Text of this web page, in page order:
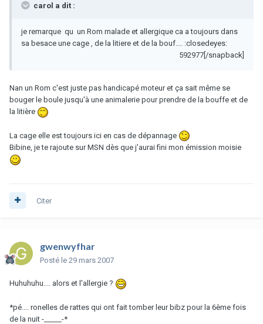
carol a dit :
je remarque qu un Rom malade et allergique ca a toujours dans
sa besace une cage , de la litiere et de la bouf.... :closedeyes:
592977[/snapback]
Nan un Rom c'est juste pas handicapé moteur et ça sait même se
bouger le boule jusqu'à une animalerie pour prendre de la bouffe et de
la litière
La cage elle est toujours ici en cas de dépannage
Bibine, je te rajoute sur MSN dès que j'aurai fini mon émission moisie
Citer
gwenwyfhar
Posté le 29 mars 2007
Huhuhuhu.... alors et l'allergie ?
*pé.... ronelles de rattes qui ont fait tomber leur bibz pour la 6ème fois
de la nuit -_____-*